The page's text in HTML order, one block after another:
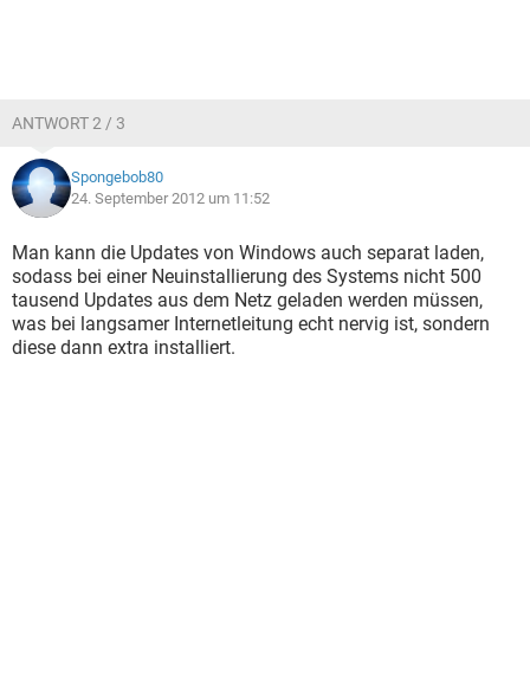
ANTWORT 2 / 3
Spongebob80
24. September 2012 um 11:52
Man kann die Updates von Windows auch separat laden,
sodass bei einer Neuinstallierung des Systems nicht 500
tausend Updates aus dem Netz geladen werden müssen,
was bei langsamer Internetleitung echt nervig ist, sondern
diese dann extra installiert.